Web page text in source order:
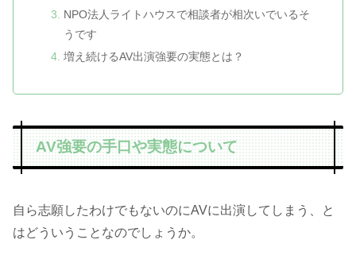
NPO法人ライトハウスで相談者が相次いでいるそ
うです
増え続けるAV出演強要の実態とは？
AV強要の手口や実態について
自ら志願したわけでもないのにAVに出演してしまう、と
はどういうことなのでしょうか。